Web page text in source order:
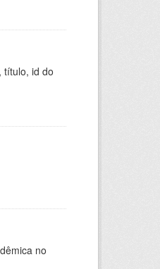
título, id do
no